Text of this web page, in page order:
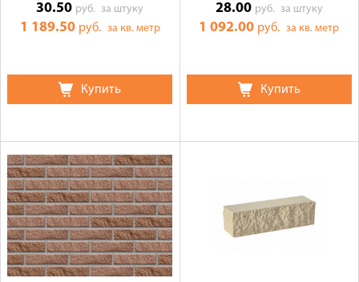
30.50 руб.за штуку
1 189.50 руб. за кв. метр
Купить
28.00 руб. за штуку
1 092.00 руб.за кв. метр
Купить